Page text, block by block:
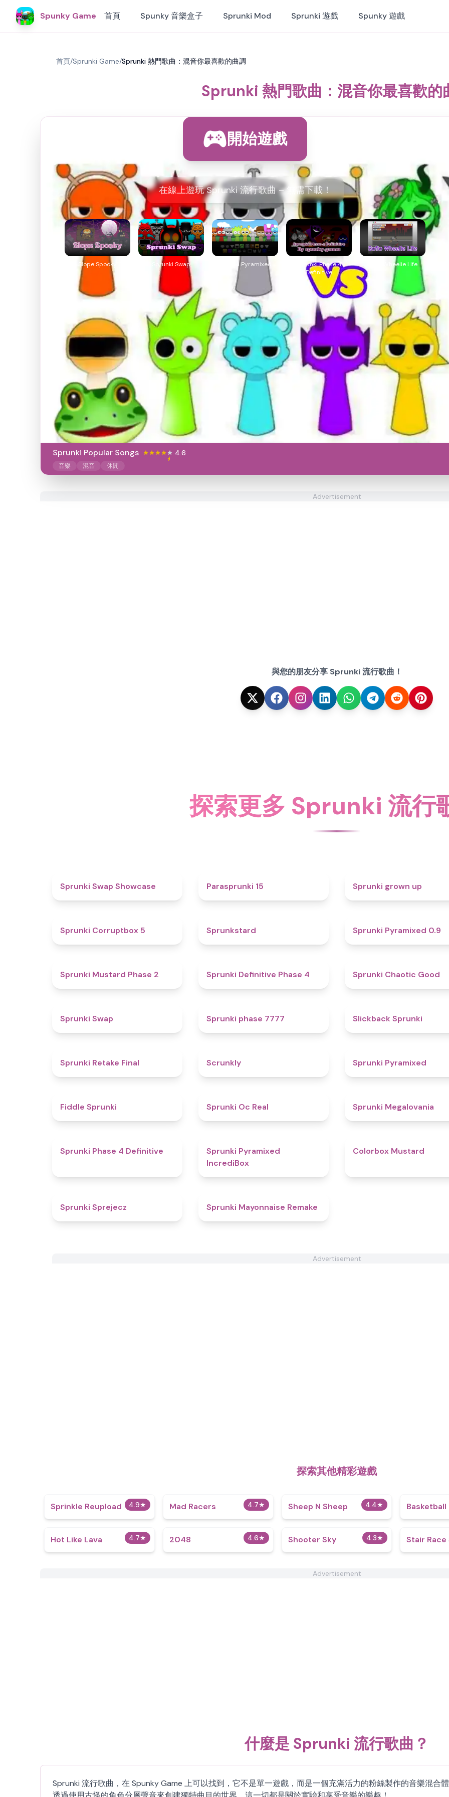
Spunky Game 首頁 Spunky 音樂盒子 Sprunki Mod Sprunki 遊戲 Spunky 遊戲
首頁/Sprunki Game/Sprunki 熱門歌曲：混音你最喜歡的曲調
Sprunki 熱門歌曲：混音你最喜歡的
開始遊戲
在線上遊玩 Sprunki 流行歌曲 – 無需下載！
Slope Spooky Sprunki Swap Sprunki Pyramixed
Sprunki Phase 4
Definitive
Soflo Wheelie Life
Sprunki Popular Songs 4.6
音樂 混音 休閒
Advertisement
與您的朋友分享 Sprunki 流行歌曲！
探索更多 Sprunki 流行
Sprunki Swap Showcase Parasprunki 15 Sprunki grown up
Sprunki Corruptbox 5 Sprunkstard Sprunki Pyramixed 0.9
Sprunki Mustard Phase 2 Sprunki Definitive Phase 4 Sprunki Chaotic Good
Sprunki Swap Sprunki phase 7777 Slickback Sprunki
Sprunki Retake Final Scrunkly Sprunki Pyramixed
Fiddle Sprunki Sprunki Oc Real Sprunki Megalovania
Sprunki Phase 4 Definitive
Sprunki Pyramixed
IncrediBox
Colorbox Mustard
Sprunki Sprejecz 4.6
Sprunki Mayonnaise Remake
Advertisement
探索其他精彩遊戲
4.9★
Sprinkle Reupload 4.7★
Mad Racers 4.4★
Sheep N Sheep Basketball
4.7★
Hot Like Lava 4.6★
2048 4.3★
Shooter Sky Stair Race
Advertisement
什麼是 Sprunki 流行歌曲？
Sprunki 流行歌曲，在 Spunky Game 上可以找到，它不是單一遊戲，而是一個充滿活力的粉絲製作的音樂混合